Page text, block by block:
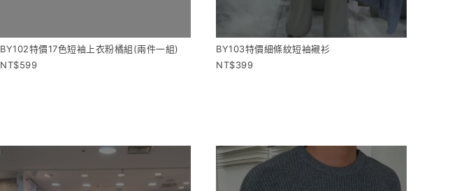
BY102特價17色短袖上衣粉橘組(兩件一組)
599
BY103特價細條紋短袖襯衫
399